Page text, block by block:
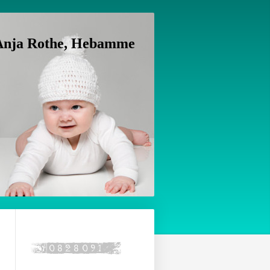
Rothe, Hebamme